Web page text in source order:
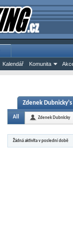
Kalendář Komunita
Zdenek
All Zdenek Dubnicky
Žádná aktivita v poslední době